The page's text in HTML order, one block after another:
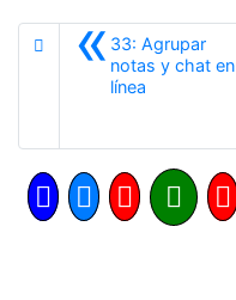
«33: Agrupar
notas y chat en
línea